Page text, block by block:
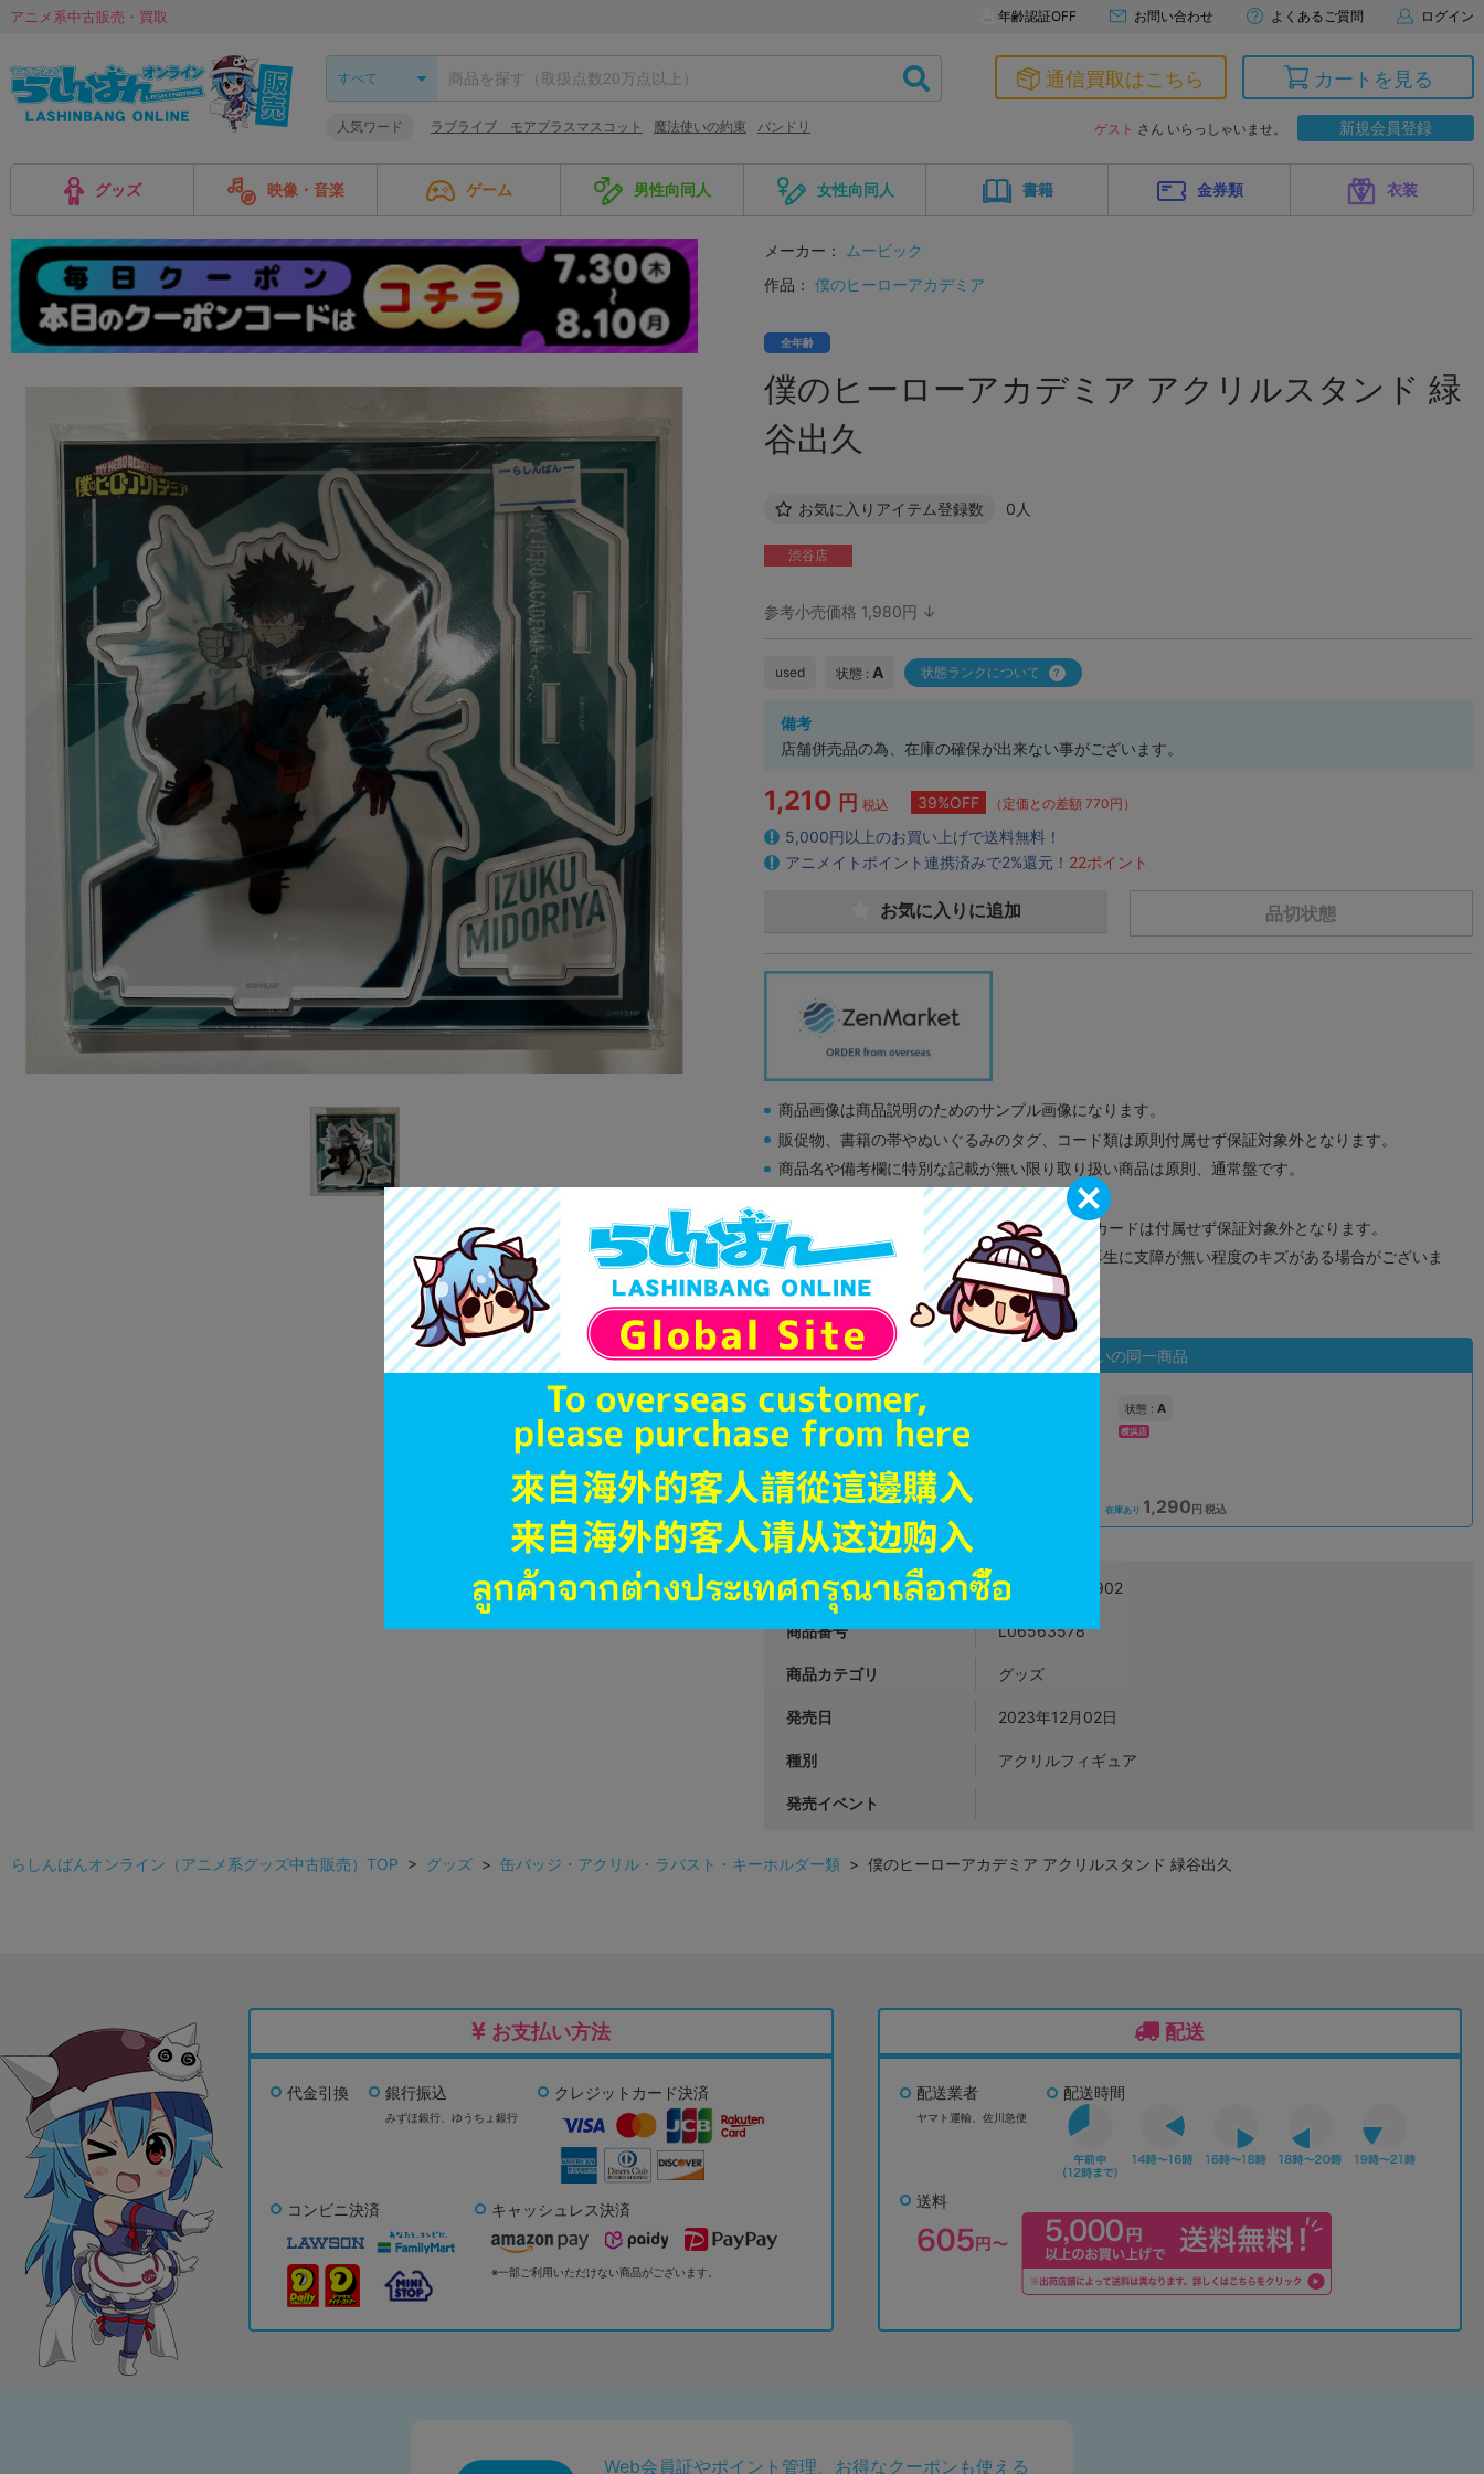
アニメ系中古販売・買取 年齢認証OFF お問い合わせ よくあるご質問 ログイン
人気ワード ラブライブ モアプラスマスコット 魔法使いの約束 バンドリ
通信買取はこちら カートを見る
ゲスト さん いらっしゃいませ。 新規会員登録
グッズ 映像・音楽 ゲーム 男性向同人 女性向同人 書籍 金券類 衣装
メーカー：
ムービック
作品： 僕のヒーローアカデミア
全年齢
僕のヒーローアカデミア アクリルスタンド 緑
谷出久
お気に入りアイテム登録数 0人
渋谷店
参考小売価格 1,980円 ↓
used 状態 : A 状態ランクについて
備考
店舗併売品の為、在庫の確保が出来ない事がございます。
1,210 円 税込 39%OFF （定価との差額 770円）
5,000円以上のお買い上げで送料無料！
アニメイトポイント連携済みで2%還元！ 22ポイント
品切状態
お気に入りに追加
商品画像は商品説明のためのサンプル画像になります。
販促物、書籍の帯やぬいぐるみのタグ、コード類は原則付属せず保証対象外となります。
商品名や備考欄に特別な記載が無い限り取り扱い商品は原則、通常盤です。
「電池」は原則として保証対象外となります。
ゲーム機本体には、SDカードなどのメモリーカードは付属せず保証対象外となります。
ディスク類の読み取り面のキズに関しまして再生に支障が無い程度のキズがある場合がございま
す。
※詳細につきましてはコチラ
状態違いの同一商品
状態 :A
オンライン
品切状態 590円 税込
状態 : A
横浜店
在庫あり 1,290円 税込
JANコード 4550621004902
商品番号 L06563578
商品カテゴリ グッズ
発売日 2023年12月02日
種別 アクリルフィギュア
発売イベント
らしんばんオンライン（アニメ系グッズ中古販売）TOP > グッズ > 缶バッジ・アクリル・ラバスト・キーホルダー類 > 僕のヒーローアカデミア アクリルスタンド 緑谷出久
お支払い方法
代金引換 銀行振込
みずほ銀行、 ゆうちょ銀行
クレジットカード決済
コンビニ決済 キャッシュレス決済
※一部ご利用いただけない商品がございます。
配送
配送業者
ヤマト運輸、佐川急便
配送時間
送料
Web会員証やポイント管理、お得なクーポンも使える